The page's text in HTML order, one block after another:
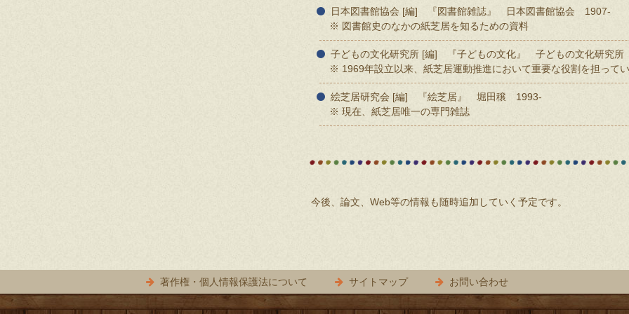
日本図書館協会 [編] 『図書館雑誌』 日本図書館協会 1907-
※ 図書館史のなかの紙芝居を知るための資料
子どもの文化研究所 [編] 『子どもの文化』 子どもの文化研究
※ 1969年設立以来、紙芝居運動推進において重要な役割を担って
絵芝居研究会 [編] 『絵芝居』 堀田穣 1993-
※ 現在、紙芝居唯一の専門雑誌
今後、論文、Web等の情報も随時追加していく予定です。
著作権・個人情報保護法について サイトマップ お問い合わせ